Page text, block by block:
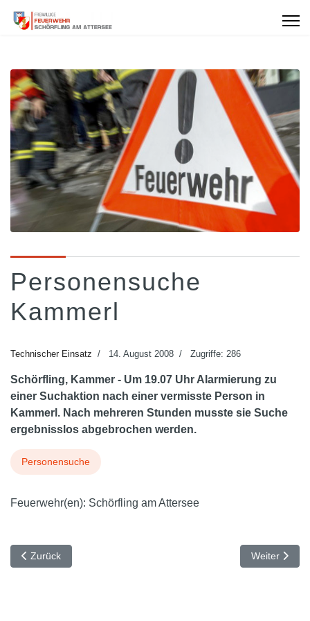
Personensuche
Kammerl
Technischer Einsatz 14. August 2008 Zugriffe: 286
Schörfling, Kammer - Um 19.07 Uhr Alarmierung zu
einer Suchaktion nach einer vermisste Person in
Kammerl. Nach mehreren Stunden musste sie Suche
ergebnisslos abgebrochen werden.
Personensuche
Feuerwehr(en): Schörfling am Attersee
Vorheriger Beitrag: Aufräumarbeiten nach Verkehrsunfall
Zurück Nächster
Weiter